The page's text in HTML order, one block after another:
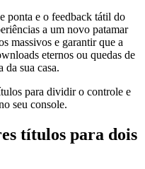
ponta e o feedback tátil do
a um novo patamar
massivos e garantir que a
eternos ou quedas de
da sua casa.
para dividir o controle e
seu console.
títulos para dois